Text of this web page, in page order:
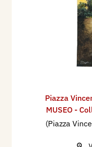
Piazza
MUSEO -
(Piazza